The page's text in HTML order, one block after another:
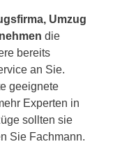
Umzug
die
bereits
an Sie.
geeignete
Experten in
sollten sie
Sie Fachmann.